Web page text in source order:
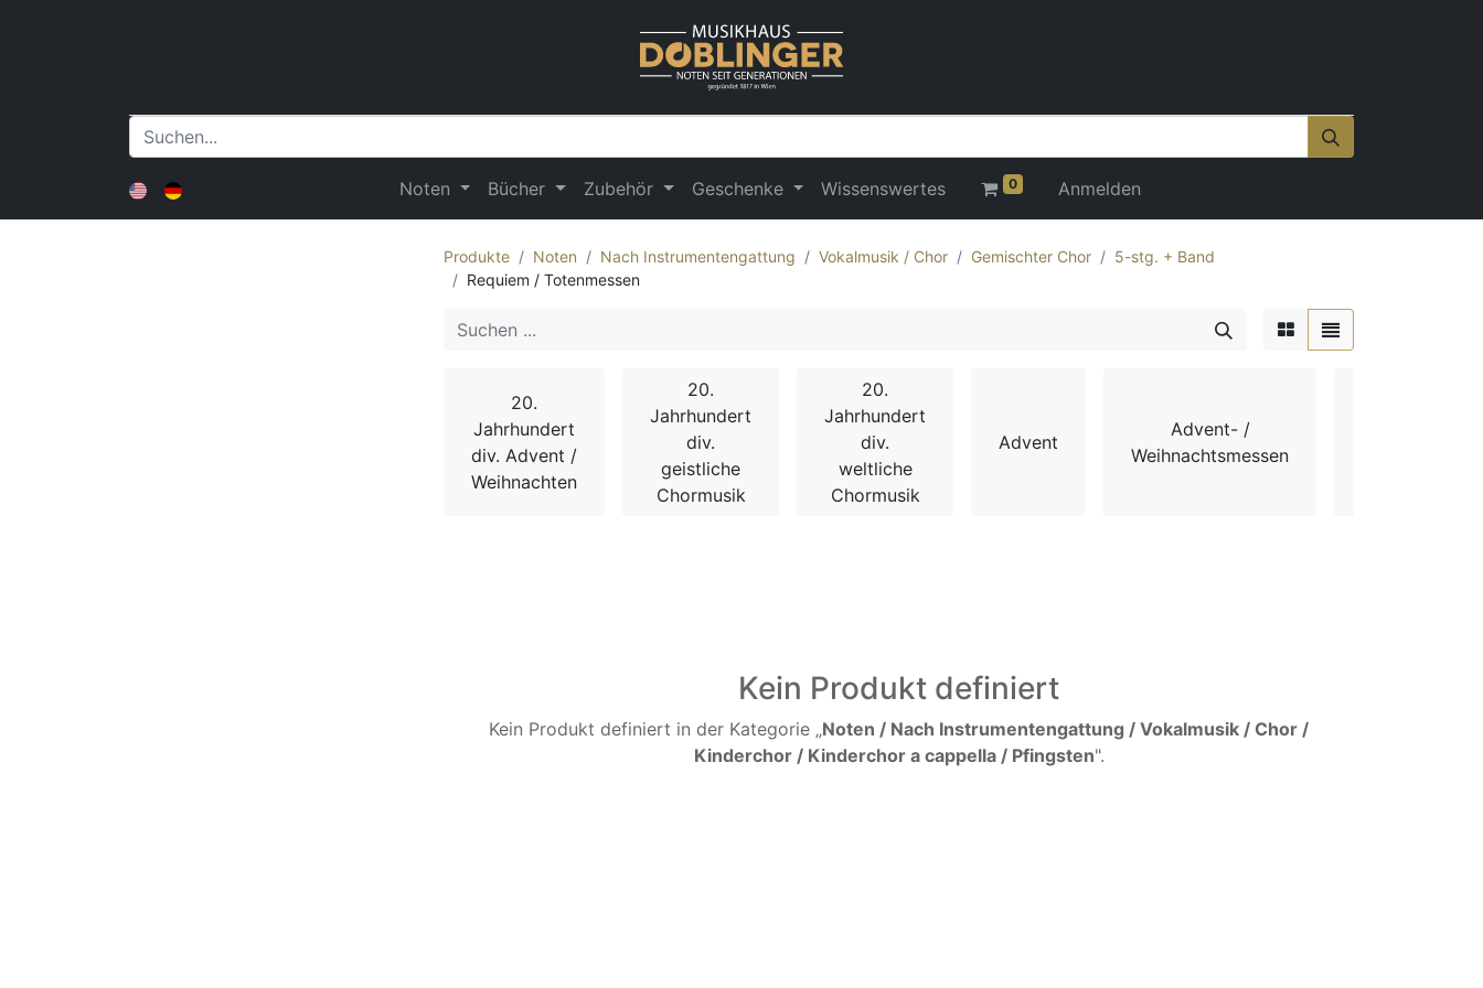
Noten Bücher Zubehör Geschenke Wissenswertes 0 Anmelden
Produkte Noten Nach Instrumentengattung Vokalmusik / Chor Gemischter Chor
5-stg. + Band
Requiem / Totenmessen
20.
Jahrhundert
div. Advent /
Weihnachten
20.
Jahrhundert
div.
geistliche
Chormusik
20.
Jahrhundert
div.
weltliche
Chormusik
Advent
Advent- /
Weihnachtsmessen
Kein Produkt definiert
Kein Produkt definiert in der Kategorie „Noten / Nach Instrumentengattung / Vokalmusik / Chor /
Kinderchor / Kinderchor a cappella / Pfingsten".